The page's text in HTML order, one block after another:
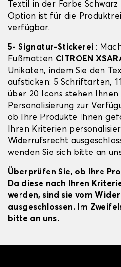
Textil in der Farbe Schwarz
Option ist für die
verfügbar.
5- Signatur-Stickerei :
Fußmatten CITROEN
Unikaten, indem Sie den
aufsticken: 5 Schriftarten,
über 20 Icons stehen
Personalisierung zur
ob Ihre Produkte Ihnen
Ihren Kriterien
Widerrufsrecht
wenden Sie sich bitte an
Überprüfen Sie, ob Ihre
Da diese nach Ihren
werden, sind sie vom
ausgeschlossen. Im
bitte an uns.